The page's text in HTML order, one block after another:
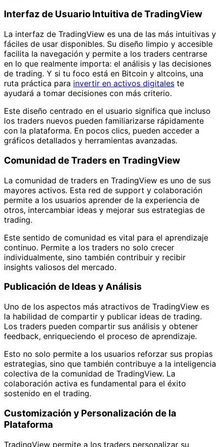
Interfaz de Usuario Intuitiva de TradingView
La interfaz de TradingView es una de las más intuitivas y
fáciles de usar disponibles. Su diseño limpio y accesible
facilita la navegación y permite a los traders centrarse
en lo que realmente importa: el análisis y las decisiones
de trading. Y si tu foco está en Bitcoin y altcoins, una
ruta práctica para invertir en activos digitales te
ayudará a tomar decisiones con más criterio.
Este diseño centrado en el usuario significa que incluso
los traders nuevos pueden familiarizarse rápidamente
con la plataforma. En pocos clics, pueden acceder a
gráficos detallados y herramientas avanzadas.
Comunidad de Traders en TradingView
La comunidad de traders en TradingView es uno de sus
mayores activos. Esta red de support y colaboración
permite a los usuarios aprender de la experiencia de
otros, intercambiar ideas y mejorar sus estrategias de
trading.
Este sentido de comunidad es vital para el aprendizaje
continuo. Permite a los traders no solo crecer
individualmente, sino también contribuir y recibir
insights valiosos del mercado.
Publicación de Ideas y Análisis
Uno de los aspectos más atractivos de TradingView es
la habilidad de compartir y publicar ideas de trading.
Los traders pueden compartir sus análisis y obtener
feedback, enriqueciendo el proceso de aprendizaje.
Esto no solo permite a los usuarios reforzar sus propias
estrategias, sino que también contribuye a la inteligencia
colectiva de la comunidad de TradingView. La
colaboración activa es fundamental para el éxito
sostenido en el trading.
Customización y Personalización de la
Plataforma
TradingView permite a los traders personalizar su